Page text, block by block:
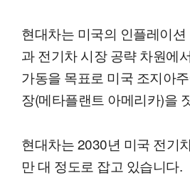
현대차는 미국의 인플레이
과 전기차 시장 공략 차원에
가동을 목표로 미국 조지아
장(메타플랜트 아메리카)을
현대차는 2030년 미국 전기
만 대 정도로 잡고 있습니다.